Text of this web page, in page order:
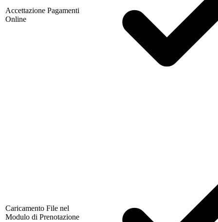
Accettazione Pagamenti
Online
Caricamento File nel
Modulo di Prenotazione